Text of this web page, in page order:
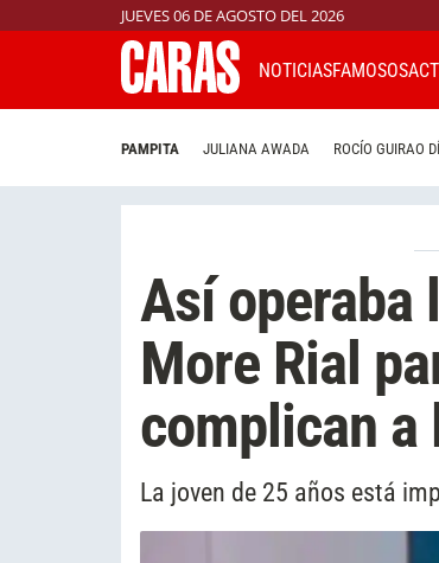
JUEVES 06 DE AGOSTO DEL 2026
NOTICIASFAMOSOS
PAMPITA JULIANA AWADA ROCÍO GUIRAO
Así operaba
More Rial
complican a
La joven de 25 años está